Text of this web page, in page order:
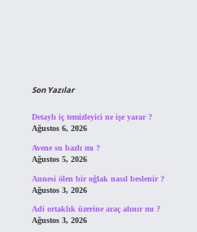
Son Yazılar
Detaylı iç temizleyici ne işe yarar ?
Ağustos 6, 2026
Avene su bazlı mı ?
Ağustos 5, 2026
Annesi ölen bir oğlak nasıl beslenir ?
Ağustos 3, 2026
Adi ortaklık üzerine araç alınır mı ?
Ağustos 3, 2026